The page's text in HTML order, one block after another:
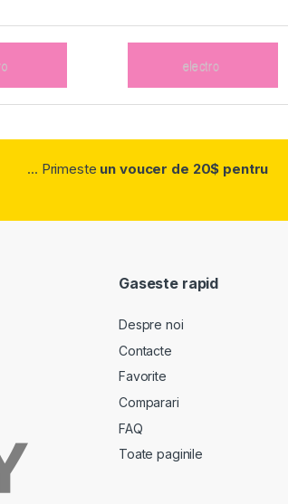
... Primeste un voucer de 20$ pentru
Gaseste rapid
Despre noi
Contacte
Favorite
Comparari
FAQ
Toate paginile